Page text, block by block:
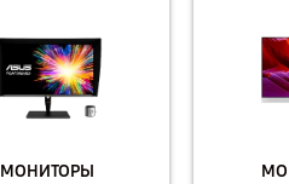
МОНИТОРЫ